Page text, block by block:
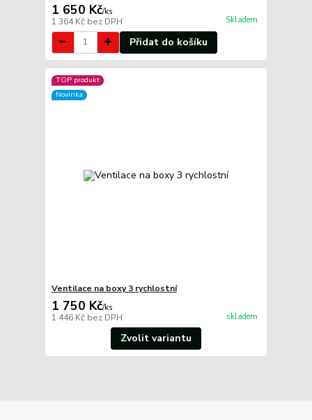
1 650 Kč/ks
1 364 Kč bez DPH Skladem
Přidat do košíku
TOP produkt
Novinka
Ventilace na boxy 3 rychlostní
1 750 Kč/ks
1 446 Kč bez DPH skladem
Zvolit variantu